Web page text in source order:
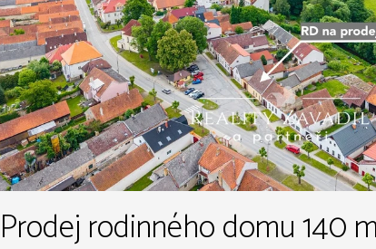
Prodej rodinného domu 140